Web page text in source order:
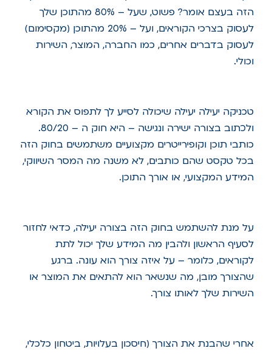
הזה בעצם אומר? פשוט, שעל – 80% מהתוכן שלך
לעסוק בצרכי הקוראים, ועל – 20% מהתוכן (מקסימום)
לעסוק בדברים אחרים, כמו החברה, המוצר, השירות
וכולי.
טכניקה יעילה יעילה שיכולה לסייע לך לתפוס את הקורא
ולכתוב בצורה ישירה ונגישה – היא חוק ה – 80/20.
כותבי תוכן וקופירייטרים מקצועיים משתמשים בחוק הזה
בכל טקסט שהם כותבים, לא משנה מה המסר השיווקי,
המידע המקצועי, או אורך התוכן.
על מנת להשתמש בחוק הזה בצורה יעילה, כדאי לחזור
לסעיף הראשון ולהבין מה המידע שלך יכול לתת
לקוראים, כלומר – על איזה צורך הוא עונה. ברגע
שהצורך מובן, מה שנשאר הוא להתאים את המוצר או
השירות שלך לאותו צורך.
אחרי שהבנת את הצורך (חיסכון בעלויות, ביטחון כלכלי,